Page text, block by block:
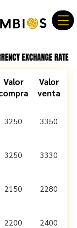
EXCHANGE RATE
EXCHANGE RATE
Valor
Valor
venta
3250 3350
3250 3330
2150 2280
2200 2400